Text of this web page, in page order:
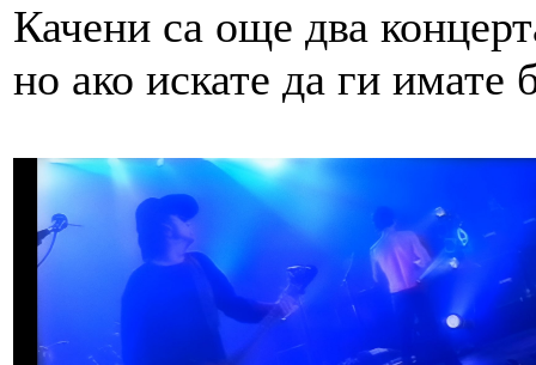
Качени са още два
но ако искате да ги